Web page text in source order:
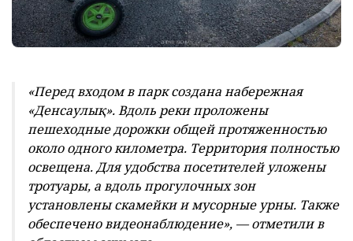
«Перед входом в парк создана набережная
«Денсаулық». Вдоль реки проложены
пешеходные дорожки общей протяженностью
около одного километра. Территория полностью
освещена. Для удобства посетителей уложены
тротуары, а вдоль прогулочных зон
установлены скамейки и мусорные урны. Также
обеспечено видеонаблюдение», — отметили в